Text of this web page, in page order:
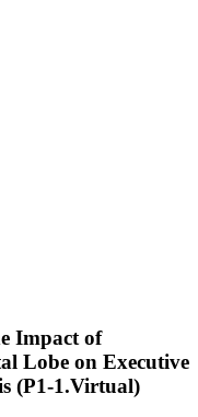
Impact of
Lobe on Executive
(P1-1.Virtual)